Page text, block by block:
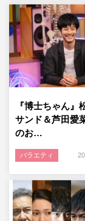
『博士ちゃん』
サンド＆芦田愛
のお…
バラエティ